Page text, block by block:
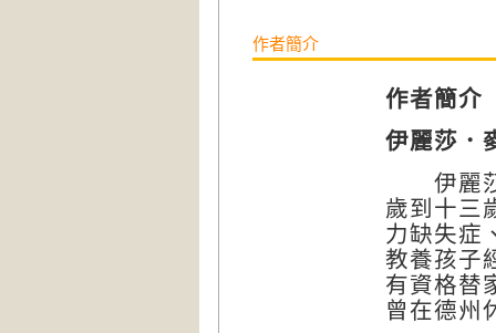
作者簡介
作者簡介
伊麗莎
伊麗莎
歲到十三
力缺失症
教養孩子
有資格替
曾在德州